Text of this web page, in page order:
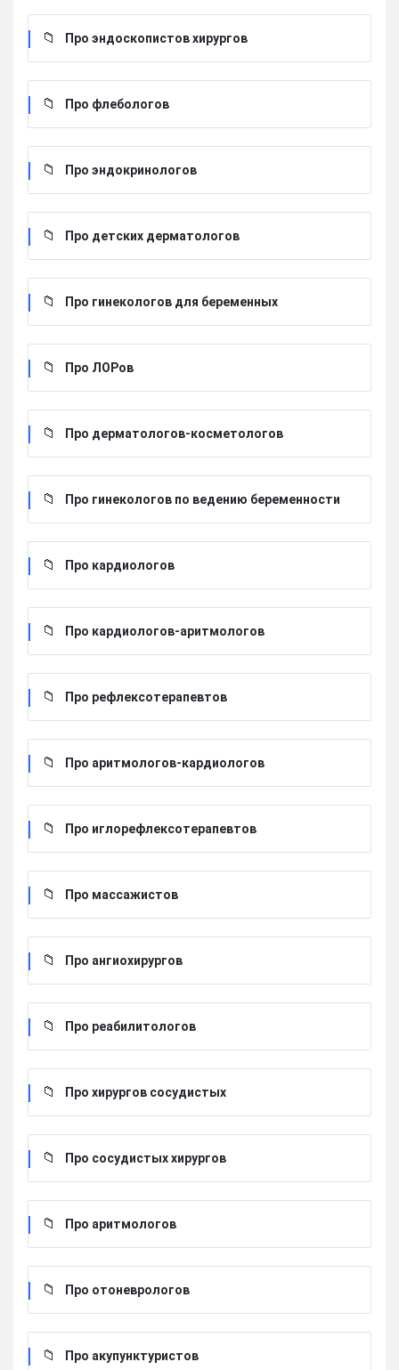
Про эндоскопистов хирургов
Про флебологов
Про эндокринологов
Про детских дерматологов
Про гинекологов для беременных
Про ЛОРов
Про дерматологов-косметологов
Про гинекологов по ведению беременности
Про кардиологов
Про кардиологов-аритмологов
Про рефлексотерапевтов
Про аритмологов-кардиологов
Про иглорефлексотерапевтов
Про массажистов
Про ангиохирургов
Про реабилитологов
Про хирургов сосудистых
Про сосудистых хирургов
Про аритмологов
Про отоневрологов
Про акупунктуристов